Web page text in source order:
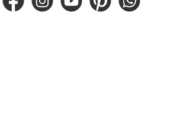
FacebookInstagramYouTubePinterestWhatsApp